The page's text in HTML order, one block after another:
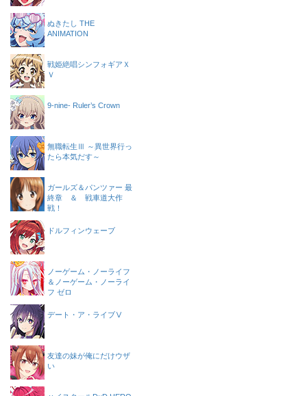
ぬきたし THE
ANIMATION
戦姫絶唱シンフォギアＸ
Ｖ
9-nine- Ruler’s Crown
無職転生Ⅲ ～異世界行っ
たら本気だす～
ガールズ＆パンツァー 最
終章 ＆ 戦車道大作
戦！
ドルフィンウェーブ
ノーゲーム・ノーライフ
＆ノーゲーム・ノーライ
フ ゼロ
デート・ア・ライブⅤ
友達の妹が俺にだけウザ
い